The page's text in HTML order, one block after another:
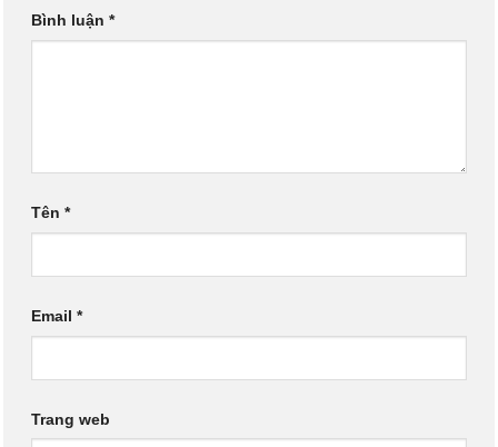
Bình luận *
Tên *
Email *
Trang web